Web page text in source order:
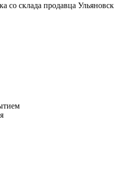
со склада продавца Ульяновск